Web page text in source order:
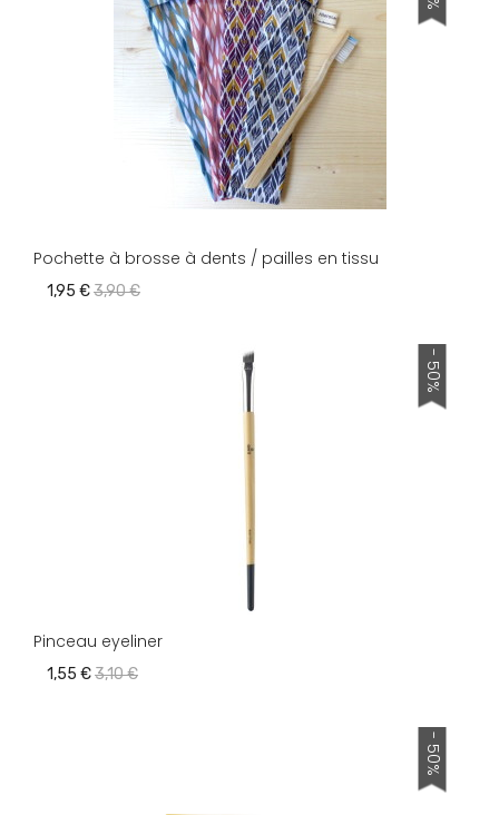
Pochette à brosse à dents / pailles en tissu
1,95 €3,90 €
- 50%
Pinceau eyeliner
1,55 €3,10 €
- 50%